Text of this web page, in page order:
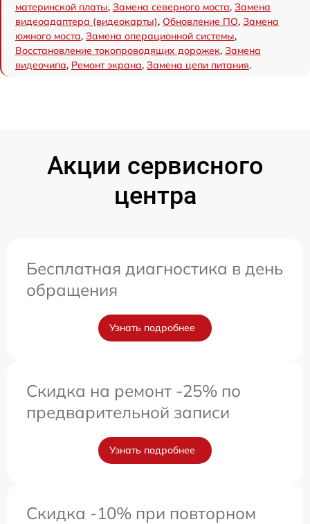
материнской платы, Замена северного моста, Замена
видеоадаптера (видеокарты), Обновление ПО, Замена
южного моста, Замена операционной системы,
Восстановление токопроводящих дорожек, Замена
видеочипа, Ремонт экрана, Замена цепи питания.
Акции сервисного
центра
Бесплатная диагностика в день
обращения
Узнать подробнее
Скидка на ремонт -25% по
предварительной записи
Узнать подробнее
Скидка -10% при повторном